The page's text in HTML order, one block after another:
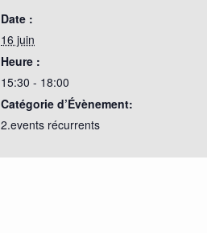
Date :
16 juin
Heure :
15:30 - 18:00
Catégorie d’Évènement:
2.events récurrents